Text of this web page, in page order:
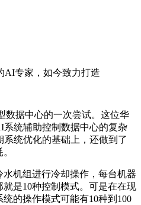
AI专家，如今致力打造
据中心的一次尝试。这位华
统辅助控制数据中心的复杂
统优化的基础上，还做到了
机组进行冷却操作，每台机器
是10种控制模式。可是在在现
的操作模式可能有10种到100